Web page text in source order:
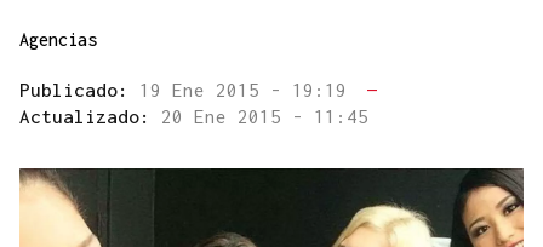
Agencias
Publicado: 19 Ene 2015 - 19:19
—
Actualizado: 20 Ene 2015 - 11:45